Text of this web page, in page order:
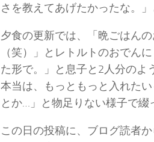
さを教えてあげたかったな。」
夕食の更新では、「晩ごはん
（笑）」とレトルトのおでん
た形で。」と息子と2人分の
本当は、もっともっと入れた
とか…」と物足りない様子で綴
この日の投稿に、ブログ読者